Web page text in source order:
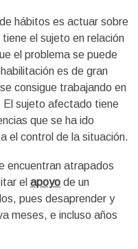
hábitos es actuar sobre
tiene el sujeto en relación
el problema se puede
es de gran
consigue trabajando en
El sujeto afectado tiene
que se ha ido
el control de la situación.
encuentran atrapados
el apoyo de un
pues desaprender y
meses, e incluso años